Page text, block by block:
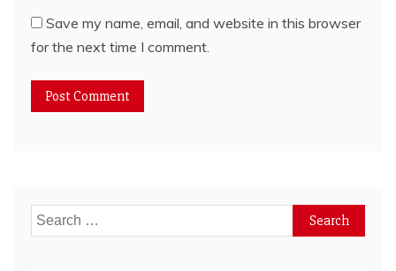
Save my name, email, and website in this browser
for the next time I comment.
Search
for: